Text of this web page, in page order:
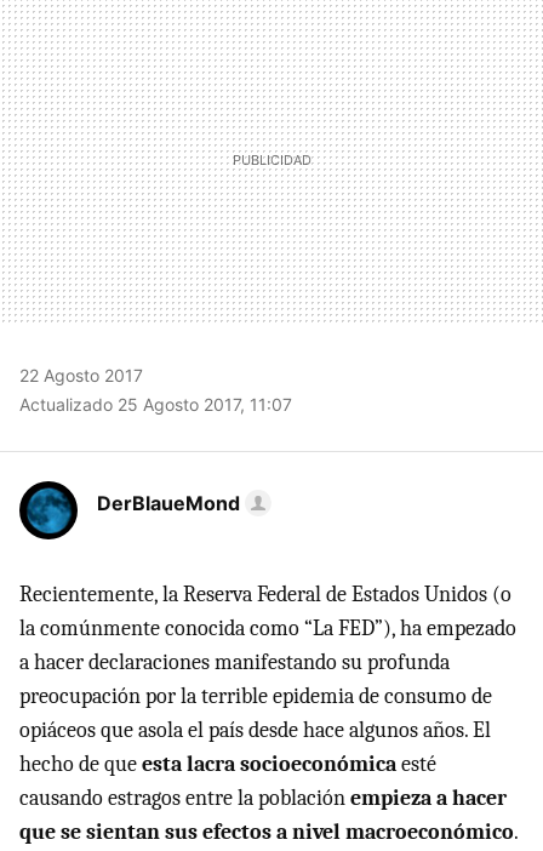
MAIL
22 Agosto 2017
Actualizado 25 Agosto 2017, 11:07
DerBlaueMond
Recientemente, la Reserva Federal de Estados Unidos (o
la comúnmente conocida como “La FED”), ha empezado
a hacer declaraciones manifestando su profunda
preocupación por la terrible epidemia de consumo de
opiáceos que asola el país desde hace algunos años. El
hecho de queesta lacra socioeconómicaesté
causando estragos entre la poblaciónempieza a hacer
que se sientan sus efectos a nivel macroeconómico.